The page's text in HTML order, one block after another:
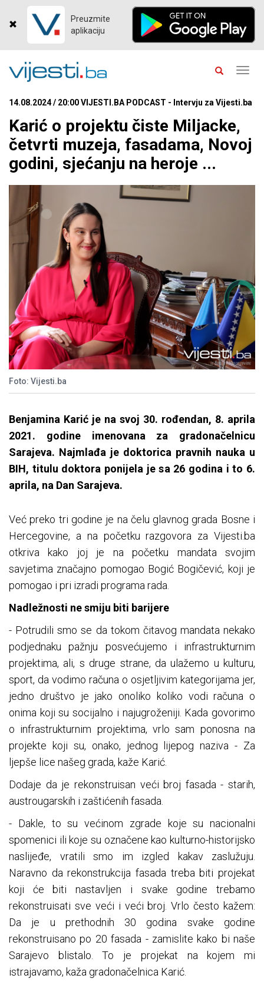
Preuzmite
aplikaciju
14.08.2024 / 20:00 VIJESTI.BA PODCAST - Intervju za Vijesti.ba
Karić o projektu čiste Miljacke,
četvrti muzeja, fasadama, Novoj
godini, sjećanju na heroje ...
Foto: Vijesti.ba
Benjamina Karić je na svoj 30. rođendan, 8. aprila
2021. godine imenovana za gradonačelnicu
Sarajeva. Najmlađa je doktorica pravnih nauka u
BIH, titulu doktora ponijela je sa 26 godina i to 6.
aprila, na Dan Sarajeva.
Već preko tri godine je na čelu glavnog grada Bosne i
Hercegovine, a na početku razgovora za Vijesti.ba
otkriva kako joj je na početku mandata svojim
savjetima značajno pomogao Bogić Bogičević, koji je
pomogao i pri izradi programa rada.
Nadležnosti ne smiju biti barijere
- Potrudili smo se da tokom čitavog mandata nekako
podjednaku pažnju posvećujemo i infrastrukturnim
projektima, ali, s druge strane, da ulažemo u kulturu,
sport, da vodimo računa o osjetljivim kategorijama jer,
jedno društvo je jako onoliko koliko vodi računa o
onima koji su socijalno i najugroženiji. Kada govorimo
o infrastrukturnim projektima, vrlo sam ponosna na
projekte koji su, onako, jednog lijepog naziva - Za
ljepše lice našeg grada, kaže Karić.
Dodaje da je rekonstruisan veći broj fasada - starih,
austrougarskih i zaštićenih fasada.
- Dakle, to su većinom zgrade koje su nacionalni
spomenici ili koje su označene kao kulturno-historijsko
naslijeđe, vratili smo im izgled kakav zaslužuju.
Naravno da rekonstrukcija fasada treba biti projekat
koji će biti nastavljen i svake godine trebamo
rekonstruisati sve veći i veći broj. Vrlo često kažem:
Da je u prethodnih 30 godina svake godine
rekonstruisano po 20 fasada - zamislite kako bi naše
Sarajevo blistalo. To je projekat na kojem mi
istrajavamo, kaža gradonačelnica Karić.